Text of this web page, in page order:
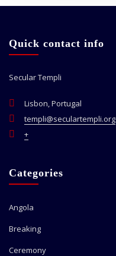
Quick contact info
Secular Templi
Lisbon, Portugal
templi@seculartempli.org
+
Categories
Angola
Breaking
Ceremony